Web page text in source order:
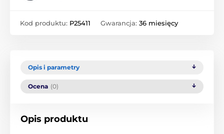
Kod produktu: P25411 Gwarancja: 36 miesięcy
Opis i parametry
Ocena (0)
Opis produktu